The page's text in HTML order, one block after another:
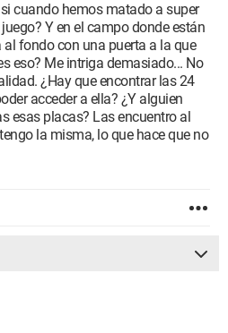
cuando hemos matado a super
Y en el campo donde están
fondo con una puerta a la que
eso? Me intriga demasiado... No
¿Hay que encontrar las 24
acceder a ella? ¿Y alguien
esas placas? Las encuentro al
la misma, lo que hace que no